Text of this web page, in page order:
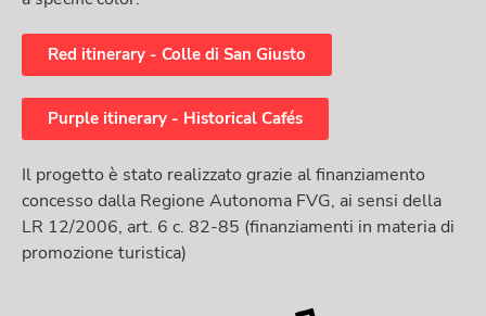
Red itinerary - Colle di San Giusto
Purple itinerary - Historical Cafés
Il progetto è stato realizzato grazie al finanziamento
concesso dalla Regione Autonoma FVG, ai sensi della
LR 12/2006, art. 6 c. 82-85 (finanziamenti in materia di
promozione turistica)